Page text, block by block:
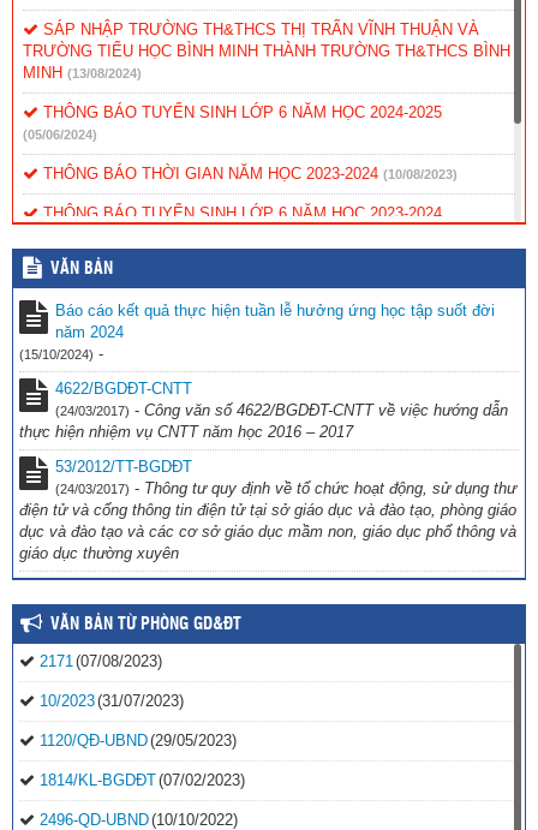
SÁP NHẬP TRƯỜNG TH&THCS THỊ TRẤN VĨNH THUẬN VÀ
TRƯỜNG TIỂU HỌC BÌNH MINH THÀNH TRƯỜNG TH&THCS BÌNH
MINH (13/08/2024)
THÔNG BÁO TUYỂN SINH LỚP 6 NĂM HỌC 2024-2025
(05/06/2024)
THÔNG BÁO THỜI GIAN NĂM HỌC 2023-2024 (10/08/2023)
THÔNG BÁO TUYỂN SINH LỚP 6 NĂM HỌC 2023-2024
KẾ HOẠCH TUYỂN SINH NĂM HỌC 2022-2023
Trao tặng thiết bị học tập trực tuyến cho học sinh khó khăn
(07/01/2022)
VĂN BẢN
Báo cáo kết quả thực hiện tuần lễ hưởng ứng học tập suốt đời
năm 2024
(15/10/2024) -
4622/BGDĐT-CNTT
(24/03/2017) - Công văn số 4622/BGDĐT-CNTT về việc hướng dẫn
thực hiện nhiệm vụ CNTT năm học 2016 – 2017
53/2012/TT-BGDĐT
(24/03/2017) - Thông tư quy định về tổ chức hoạt động, sử dụng thư
điện tử và cổng thông tin điện tử tại sở giáo dục và đào tạo, phòng giáo
dục và đào tạo và các cơ sở giáo dục mầm non, giáo dục phổ thông và
giáo dục thường xuyên
VĂN BẢN TỪ PHÒNG GD&ĐT
2171 (07/08/2023)
10/2023(31/07/2023)
1120/QĐ-UBND(29/05/2023)
1814/KL-BGDĐT(07/02/2023)
2496-QD-UBND(10/10/2022)